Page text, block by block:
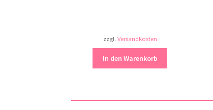
zzgl. Versandkosten
In den Warenkorb